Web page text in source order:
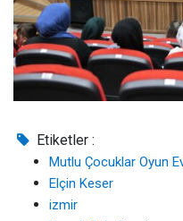
Etiketler :
Mutlu Çocuklar Oyun
Elçin Keser
izmir